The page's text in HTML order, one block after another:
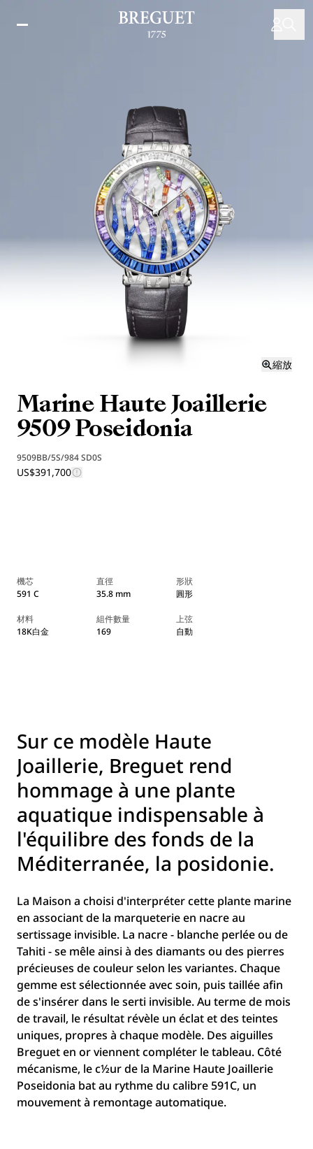
縮放
Marine Haute Joaillerie
9509 Poseidonia
9509BB/5S/984 SD0S
US$391,700
機芯
591 C
直徑
35.8 mm
形狀
圓形
材料
18K白金
組件數量
169
上弦
自動
Sur ce modèle Haute
Joaillerie, Breguet rend
hommage à une plante
aquatique indispensable à
l'équilibre des fonds de la
Méditerranée, la posidonie.
La Maison a choisi d'interpréter cette plante marine
en associant de la marqueterie en nacre au
sertissage invisible. La nacre - blanche perlée ou de
Tahiti - se mêle ainsi à des diamants ou des pierres
précieuses de couleur selon les variantes. Chaque
gemme est sélectionnée avec soin, puis taillée afin
de s'insérer dans le serti invisible. Au terme de mois
de travail, le résultat révèle un éclat et des teintes
uniques, propres à chaque modèle. Des aiguilles
Breguet en or viennent compléter le tableau. Côté
mécanisme, le c½ur de la Marine Haute Joaillerie
Poseidonia bat au rythme du calibre 591C, un
mouvement à remontage automatique.